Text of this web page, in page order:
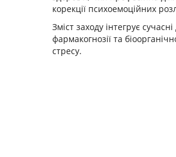
корекції психоемоційних
Зміст заходу інтегрує
фармакогнозії та
стресу.